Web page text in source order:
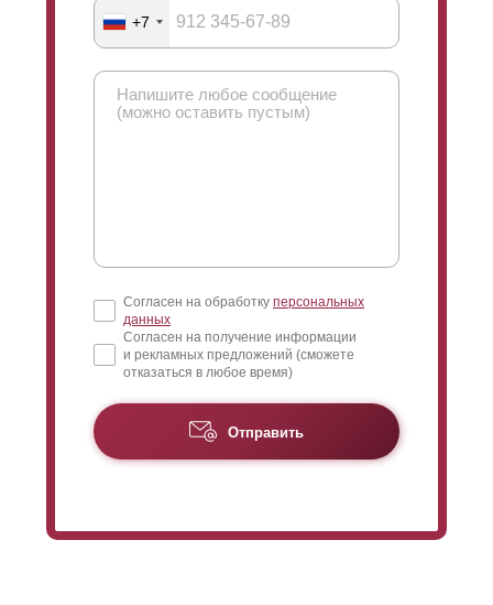
возможности производителя заборов при этом не
ограничены. Окрашивание конструкций забора
самостоятельно с соблюдением всех правил и
требований. Нанесение толщины слоя полимерно-
порошкового покрытия происходит в параметрах от
+7
Согласен на обработку персональных
данных
Согласен на получение информации
и рекламных предложений (сможете
отказаться в любое время)
Отправить